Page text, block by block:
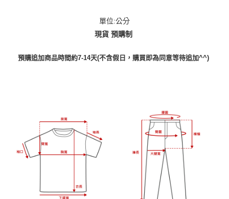
單位:公分
現貨 預購制
預購追加商品時間約7-14天(不含假日，購買即為同意等待追加^^)